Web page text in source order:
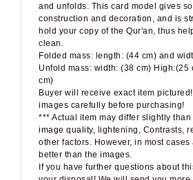
and unfolds. This card model gives
construction and decoration, and is
hold your copy of the Qur'an, thus
clean.
Folded mass: length: (44 cm) and
Unfold mass: width: (38 cm) High:(25
cm)
Buyer will receive exact item
images carefully before purchasing!
*** Actual item may differ slightly
image quality, lightening, Contrasts,
other factors. However, in most
better than the images.
If you have further questions about